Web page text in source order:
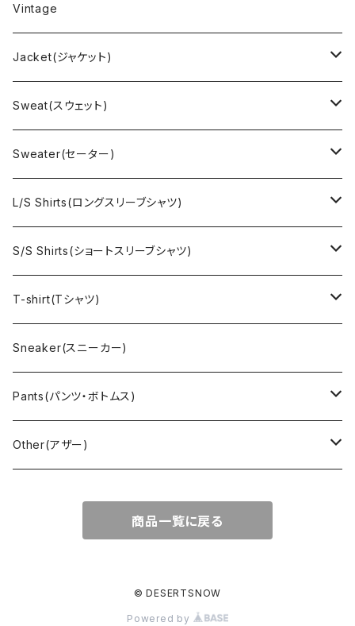
Vintage
Jacket(ジャケット)
US Military(ユーエスミリタリー)
EURO Military(ユーロミリタリー）
Ralph Laurne(ラルフローレン)
Denim jacket(デニムジャケット)
Vest(ベスト)
Outdoor(アウトドア)
Cover all(カバーオール)
Nylon Jacket(ナイロンジャケット)
Long Coat(ロングコート)
Sweat(スウェット)
Champion(チャンピオン)
Reverse Weave(リバースウィーブ)
Sports sweat(スポーツ スウェット)
Character(キャラクター)
Lee （リー）
Russell（ラッセル）
Sweater(セーター)
Ralph Lauren(ラルフローレン)
Brand(ブランド)
LACOSTE(ラコステ)
Cardigan(カーディガン)
Vest(ベスト)
Military （ミリタリー）
L/S Shirts(ロングスリーブシャツ)
Ralph Lauren(ラルフローレン)
Brooks Brothers(ブルックスブラザーズ)
Military（ミリタリー）
Euro(ヨーロッパ)
Work（ワーク）
Outdoor(アウトドア)
Character（キャラクター）
S/S Shirts(ショートスリーブシャツ)
Ralph Lauren (ラルフローレン)
Hawaiian(ハワイアン)
Military (ミリタリー )
bowling（ボウリング）
T-shirt(Tシャツ)
Champion(チャンピオン)
Sport(スポーツ)
Harley Davidson(ハーレーダビッドソン)
SK-8(スケート)
Sneaker(スニーカー)
Pants(パンツ・ボトムス)
Carhartt,Dickies(カーハート、ディッキーズ)
US Military（ユーエスミリタリー）
EURO Military(ユーロミリタリー)
Other(アザー)
商品一覧に戻る
© DESERTSNOW
Powered by